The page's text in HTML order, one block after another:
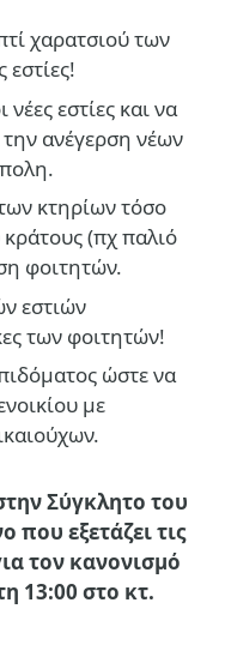
χαρατσιού των
εστίες!
εστίες και να
ανέγερση νέων
κτηρίων τόσο
(πχ παλιό
φοιτητών.
εστιών
των φοιτητών!
ώστε να
με
Σύγκλητο του
εξετάζει τις
τον κανονισμό
13:00 στο κτ.